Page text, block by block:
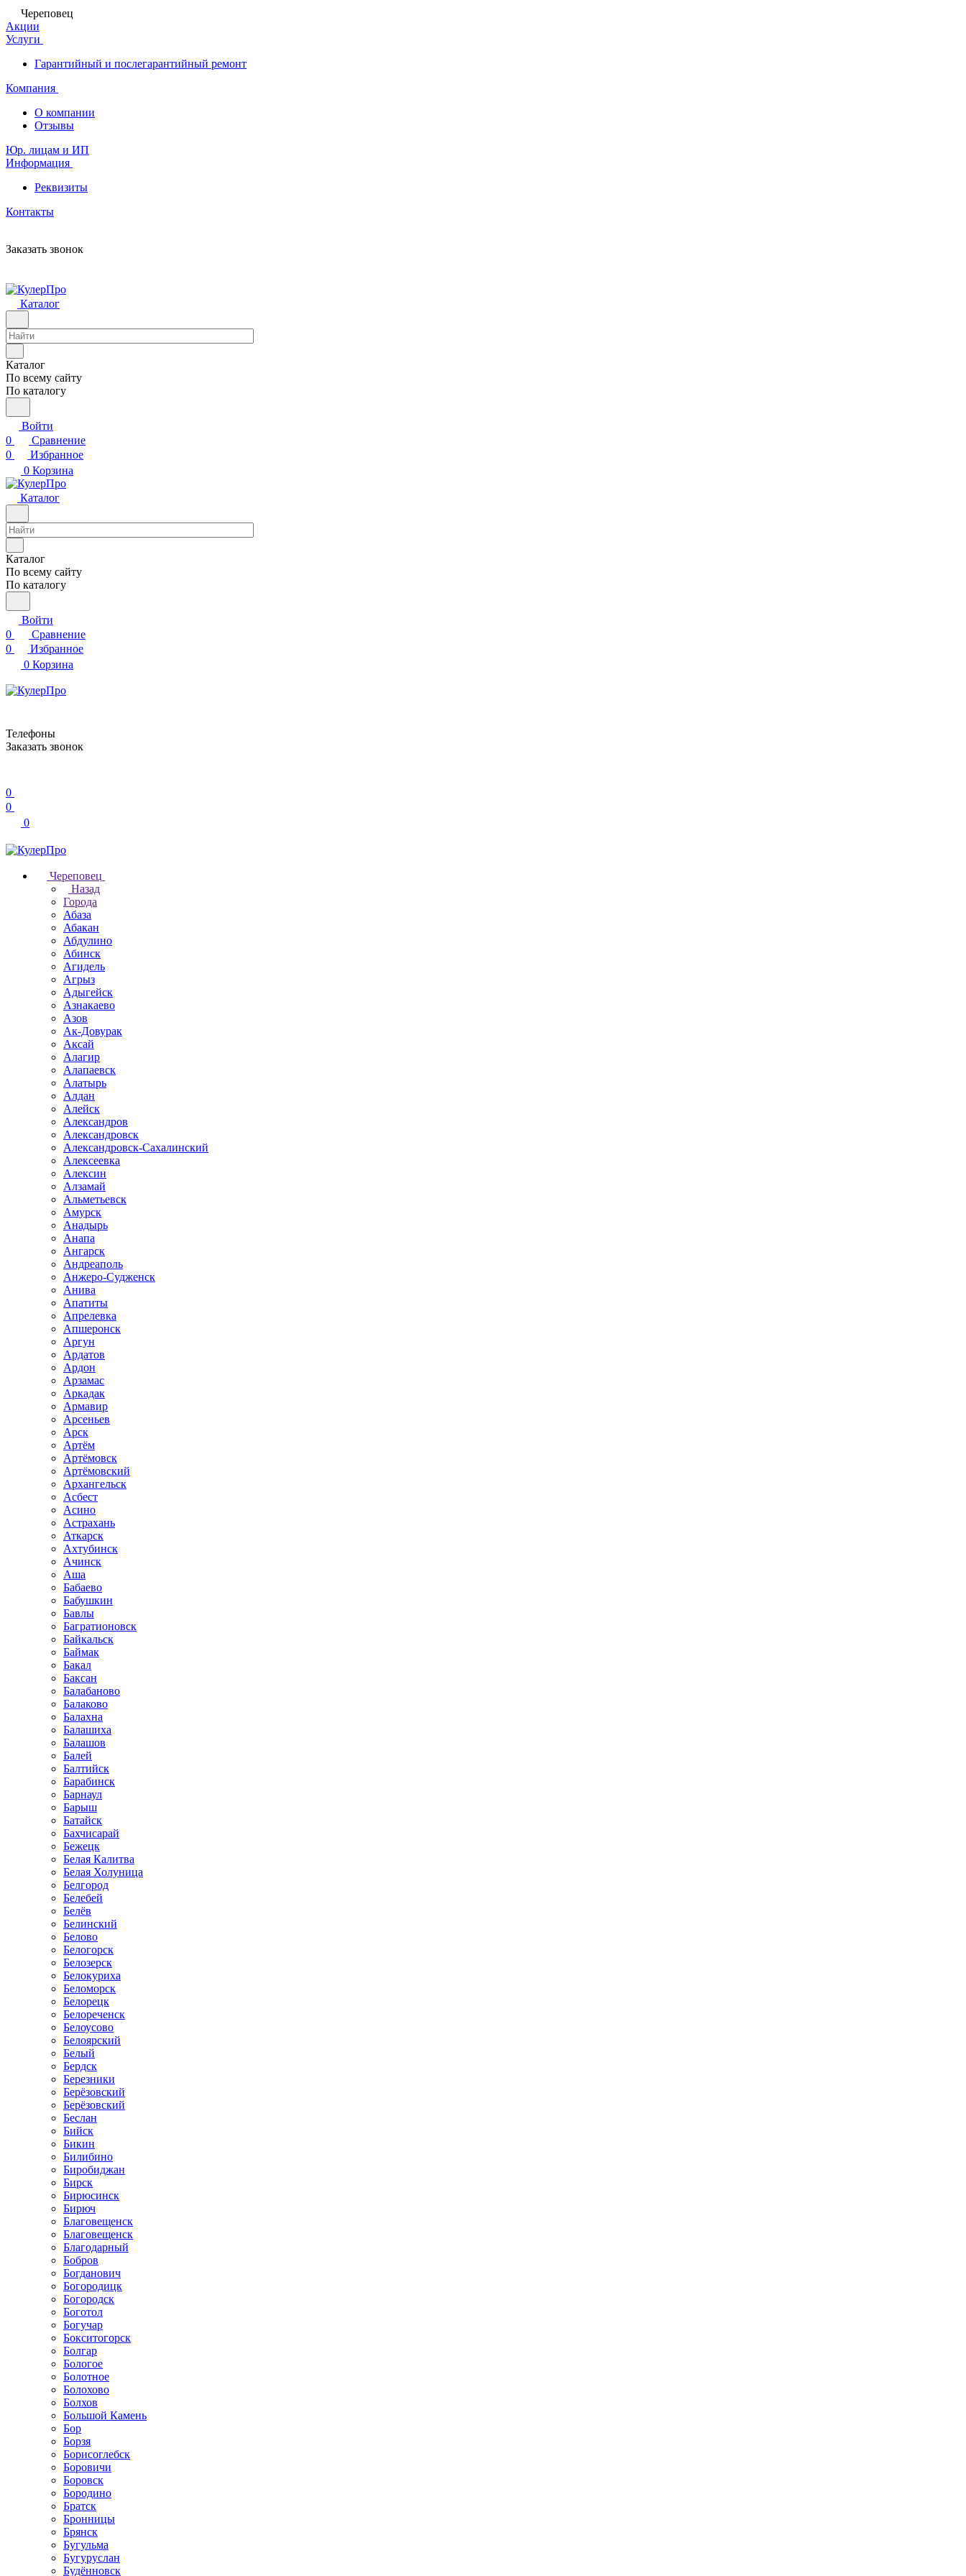
Череповец
Акции
Услуги
Гарантийный и послегарантийный ремонт
Компания
О компании
Отзывы
Юр. лицам и ИП
Информация
Реквизиты
Контакты
Заказать звонок
Каталог
Каталог
По всему сайту
По каталогу
Войти
0
Сравнение
0
Избранное
0 Корзина
Каталог
Каталог
По всему сайту
По каталогу
Войти
0
Сравнение
0
Избранное
0 Корзина
Телефоны
Заказать звонок
0
0
0
Череповец
Назад
Города
Абаза
Абакан
Абдулино
Абинск
Агидель
Агрыз
Адыгейск
Азнакаево
Азов
Ак-Довурак
Аксай
Алагир
Алапаевск
Алатырь
Алдан
Алейск
Александров
Александровск
Александровск-Сахалинский
Алексеевка
Алексин
Алзамай
Альметьевск
Амурск
Анадырь
Анапа
Ангарск
Андреаполь
Анжеро-Судженск
Анива
Апатиты
Апрелевка
Апшеронск
Аргун
Ардатов
Ардон
Арзамас
Аркадак
Армавир
Арсеньев
Арск
Артём
Артёмовск
Артёмовский
Архангельск
Асбест
Асино
Астрахань
Аткарск
Ахтубинск
Ачинск
Аша
Бабаево
Бабушкин
Бавлы
Багратионовск
Байкальск
Баймак
Бакал
Баксан
Балабаново
Балаково
Балахна
Балашиха
Балашов
Балей
Балтийск
Барабинск
Барнаул
Барыш
Батайск
Бахчисарай
Бежецк
Белая Калитва
Белая Холуница
Белгород
Белебей
Белёв
Белинский
Белово
Белогорск
Белозерск
Белокуриха
Беломорск
Белорецк
Белореченск
Белоусово
Белоярский
Белый
Бердск
Березники
Берёзовский
Берёзовский
Беслан
Бийск
Бикин
Билибино
Биробиджан
Бирск
Бирюсинск
Бирюч
Благовещенск
Благовещенск
Благодарный
Бобров
Богданович
Богородицк
Богородск
Боготол
Богучар
Бокситогорск
Болгар
Бологое
Болотное
Болохово
Болхов
Большой Камень
Бор
Борзя
Борисоглебск
Боровичи
Боровск
Бородино
Братск
Бронницы
Брянск
Бугульма
Бугуруслан
Будённовск